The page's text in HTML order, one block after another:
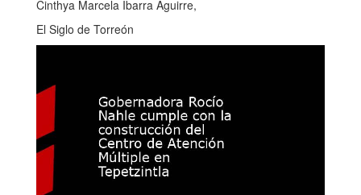
Cinthya Marcela Ibarra Aguirre,
El Siglo de Torreón